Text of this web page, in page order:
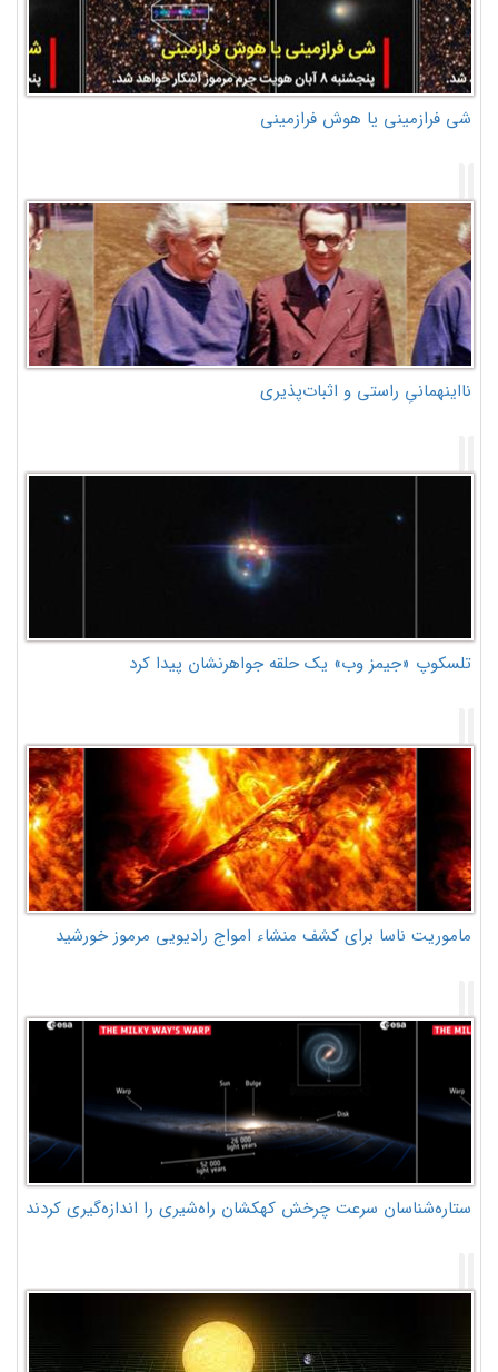
شی فرازمینی یا هوش فرازمینی
نااینهمانیِ راستی و اثبات‌پذیری
تلسکوپ «جیمز وب» یک حلقه جواهرنشان پیدا کرد
ماموریت ناسا برای کشف منشاء امواج رادیویی مرموز خورشید
ستاره‌شناسان سرعت چرخش کهکشان راه‌شیری را اندازه‌گیری کردند